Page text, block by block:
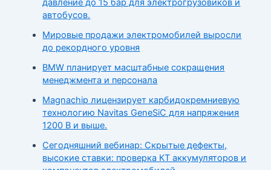
автобусов.
Мировые продажи электромобилей выросли
до рекордного уровня
BMW планирует масштабные сокращения
менеджмента и персонала
Magnachip лицензирует карбидокремниевую
технологию Navitas GeneSiC для напряжения
1200 В и выше.
Сегодняшний вебинар: Скрытые дефекты,
высокие ставки: проверка КТ аккумуляторов и